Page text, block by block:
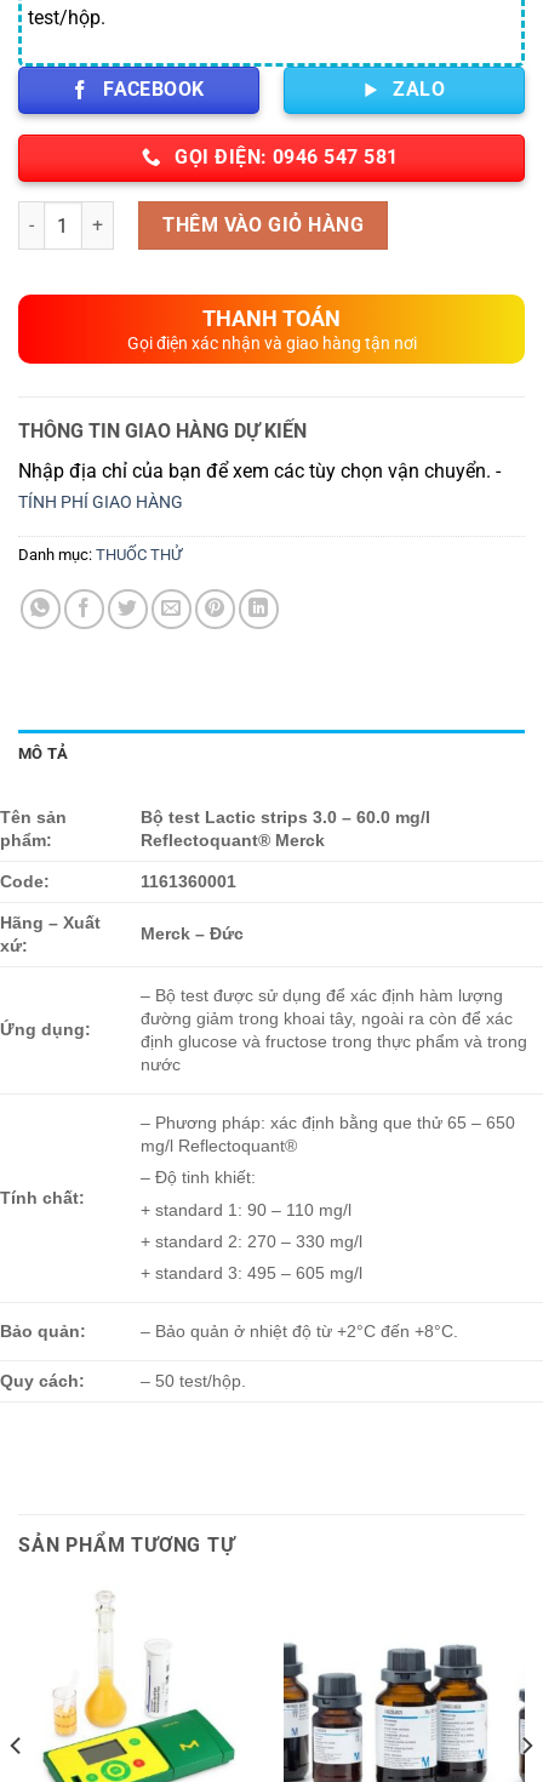
test/hộp.
FACEBOOK ZALO
GỌI ĐIỆN: 0946 547 581
Số lượng THÊM VÀO GIỎ HÀNG
THANH TOÁN
Gọi điện xác nhận và giao hàng tận nơi
THÔNG TIN GIAO HÀNG DỰ KIẾN
Nhập địa chỉ của bạn để xem các tùy chọn vận chuyển. -
TÍNH PHÍ GIAO HÀNG
Danh mục: THUỐC THỬ
MÔ TẢ
Tên sản
phẩm:
Bộ test Lactic strips 3.0 – 60.0 mg/l
Reflectoquant® Merck
Code: 1161360001
Hãng – Xuất
xứ:
Merck – Đức
Ứng dụng:
– Bộ test được sử dụng để xác định hàm lượng
đường giảm trong khoai tây, ngoài ra còn để xác
định glucose và fructose trong thực phẩm và trong
nước
Tính chất:
– Phương pháp: xác định bằng que thử 65 – 650
mg/l Reflectoquant®
– Độ tinh khiết:
+ standard 1: 90 – 110 mg/l
+ standard 2: 270 – 330 mg/l
+ standard 3: 495 – 605 mg/l
Bảo quản: – Bảo quản ở nhiệt độ từ +2°C đến +8°C.
Quy cách: – 50 test/hộp.
SẢN PHẨM TƯƠNG TỰ